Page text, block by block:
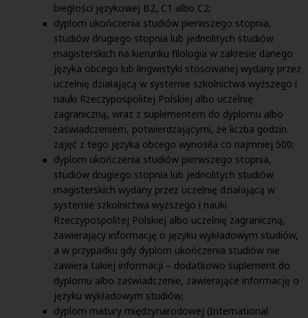
biegłości językowej B2, C1 albo C2;
dyplom ukończenia studiów pierwszego stopnia,
studiów drugiego stopnia lub jednolitych studiów
magisterskich na kierunku filologia w zakresie danego
języka obcego lub lingwistyki stosowanej wydany przez
uczelnię działającą w systemie szkolnictwa wyższego i
nauki Rzeczypospolitej Polskiej albo uczelnię
zagraniczną, wraz z suplementem do dyplomu albo
zaświadczeniem, potwierdzającymi, że liczba godzin
zajęć z tego języka obcego wynosiła co najmniej 500;
dyplom ukończenia studiów pierwszego stopnia,
studiów drugiego stopnia lub jednolitych studiów
magisterskich wydany przez uczelnię działającą w
systemie szkolnictwa wyższego i nauki
Rzeczypospolitej Polskiej albo uczelnię zagraniczną,
zawierający informację o języku wykładowym studiów,
a w przypadku gdy dyplom ukończenia studiów nie
zawiera takiej informacji – dodatkowo suplement do
dyplomu albo zaświadczenie, zawierające informację o
języku wykładowym studiów;
dyplom matury międzynarodowej (International